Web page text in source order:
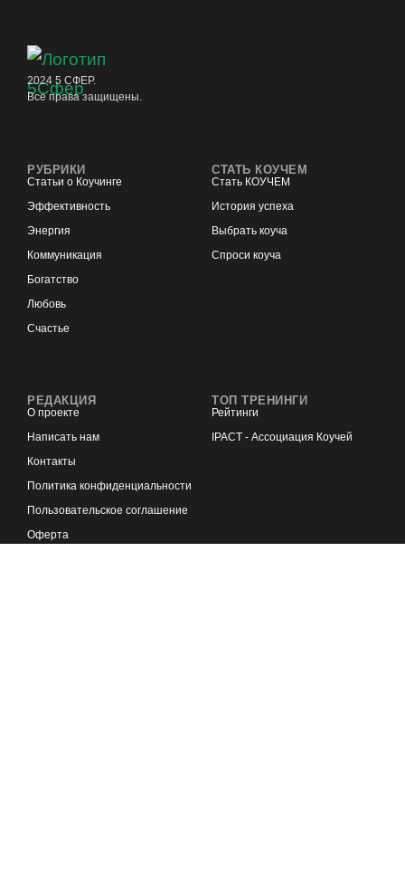
2024 5 СФЕР.
Все права защищены.
РУБРИКИ
Статьи о Коучинге
Эффективность
Энергия
Коммуникация
Богатство
Любовь
Счастье
СТАТЬ КОУЧЕМ
Стать КОУЧЕМ
История успеха
Выбрать коуча
Спроси коуча
РЕДАКЦИЯ
О проекте
Написать нам
Контакты
Политика конфиденциальности
Пользовательское соглашение
Оферта
ТОП ТРЕНИНГИ
Рейтинги
IPACT - Ассоциация Коучей